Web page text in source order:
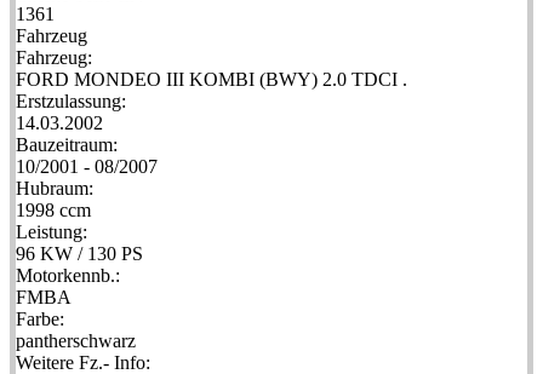
1361
Fahrzeug
Fahrzeug:
FORD MONDEO III KOMBI (BWY) 2.0 TDCI .
Erstzulassung:
14.03.2002
Bauzeitraum:
10/2001 - 08/2007
Hubraum:
1998 ccm
Leistung:
96 KW / 130 PS
Motorkennb.:
FMBA
Farbe:
pantherschwarz
Weitere Fz.- Info: